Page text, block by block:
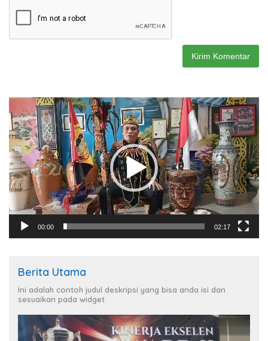
Pemutar
Video
00:00 02:17
Berita Utama
Ini adalah contoh judul deskripsi yang bisa anda isi dan
sesuaikan pada widget